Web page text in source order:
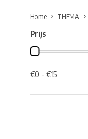
Home THEMA
Prijs
€0 - €15